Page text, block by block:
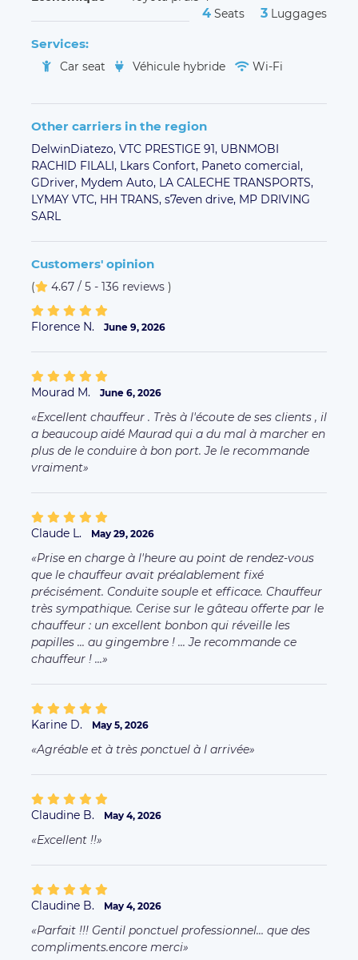
4.67 / 5 - 136 reviews
Florence N.
Excellent chauffeur . Très à l'écoute de ses clients , il
a beaucoup aidé Maurad qui a du mal à marcher en
plus de le conduire à bon port. Je le recommande
vraiment
Prise en charge à l'heure au point de rendez-vous
que le chauffeur avait préalablement fixé
précisément. Conduite souple et efficace. Chauffeur
très sympathique. Cerise sur le gâteau offerte par le
chauffeur ! ...
Karine D. May 5, 2026
Agréable et à très ponctuel à l arrivée
Claudine B. May 4, 2026
Excellent !!
Claudine B. May 4, 2026
Parfait !!! Gentil ponctuel professionnel… que des
compliments.encore merci
Youssef E. May 1, 2026
Je recommande. Professionnel, ponctuel et
sympathique.
Alex N. April 22, 2026
Nathalie R. April 1, 2026